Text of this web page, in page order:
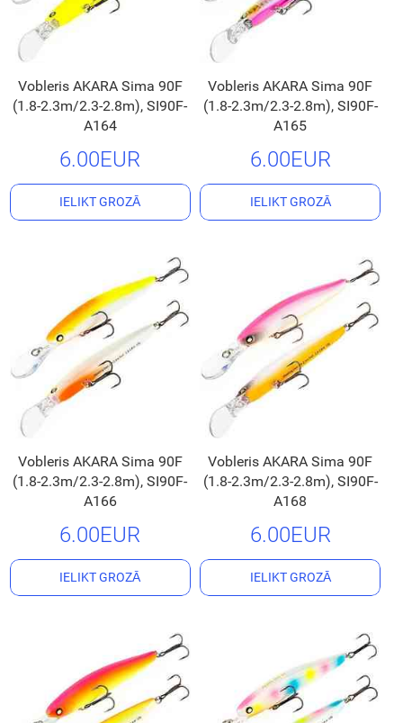
Vobleris AKARA Sima 90F
(1.8-2.3m/2.3-2.8m), SI90F-
A164
6.00EUR
IELIKT GROZĀ
Vobleris AKARA Sima 90F
(1.8-2.3m/2.3-2.8m), SI90F-
A165
6.00EUR
IELIKT GROZĀ
Vobleris AKARA Sima 90F
(1.8-2.3m/2.3-2.8m), SI90F-
A166
6.00EUR
IELIKT GROZĀ
Vobleris AKARA Sima 90F
(1.8-2.3m/2.3-2.8m), SI90F-
A168
6.00EUR
IELIKT GROZĀ